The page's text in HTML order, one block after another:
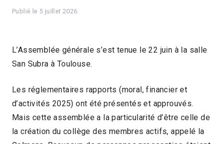
Publié le 5 juillet 2026
L’Assemblée générale s’est tenue le 22 juin à la salle
San Subra à Toulouse.
Les réglementaires rapports (moral, financier et
d’activités 2025) ont été présentés et approuvés.
Mais cette assemblée a la particularité d’être celle de
la création du collège des membres actifs, appelé la